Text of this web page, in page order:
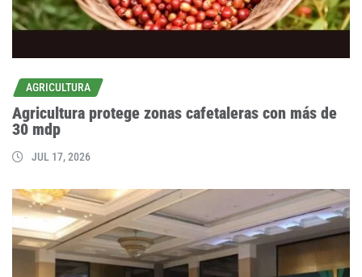
AGRICULTURA
Agricultura protege zonas cafetaleras con más de
30 mdp
JUL 17, 2026